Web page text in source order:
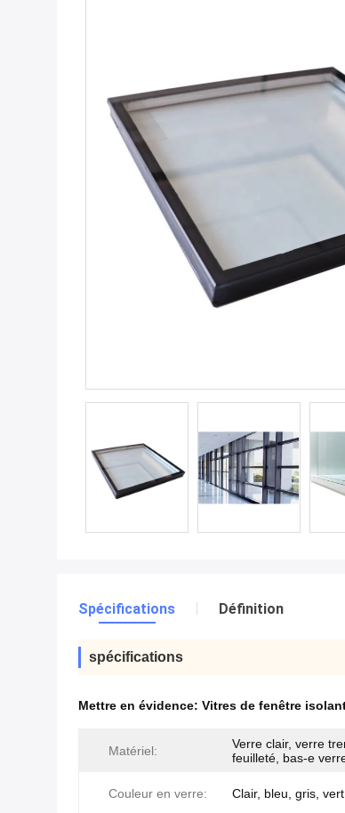
Spécifications Définition
spécifications
Mettre en évidence: Vitres de fenêtre
Matériel:
Verre clair, verre
feuilleté, bas-e
Couleur en verre: Clair, bleu, gris,